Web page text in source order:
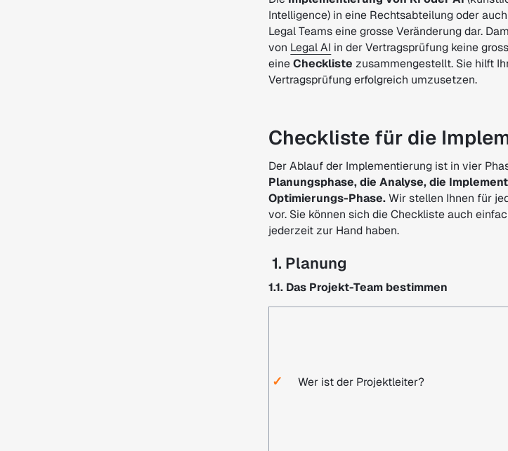
Intelligence) in eine Rechtsabteilung oder
Legal Teams eine grosse Veränderung dar.
von Legal AI in der Vertragsprüfung keine
eineCheckliste zusammengestellt. Sie hilft
Vertragsprüfung erfolgreich umzusetzen.
Checkliste für die
Der Ablauf der Implementierung ist in vier
Planungsphase, die Analyse, die
Optimierungs-Phase.Wir stellen Ihnen für
vor. Sie können sich die Checkliste auch
jederzeit zur Hand haben.
1. Planung
1.1. Das Projekt-Team bestimmen
✓ Wer ist der Projektleiter?